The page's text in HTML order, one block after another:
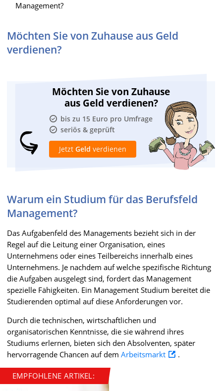
Management?
Möchten Sie von Zuhause aus Geld
verdienen?
Möchten Sie von Zuhause
aus Geld verdienen?
bis zu 15 Euro pro Umfrage
seriös & geprüft
Jetzt Geld verdienen
Warum ein Studium für das Berufsfeld
Management?
Das Aufgabenfeld des Managements bezieht sich in der
Regel auf die Leitung einer Organisation, eines
Unternehmens oder eines Teilbereichs innerhalb eines
Unternehmens. Je nachdem auf welche spezifische Richtung
die Aufgaben ausgelegt sind, fordert das Management
spezielle Fähigkeiten. Ein Management Studium bereitet die
Studierenden optimal auf diese Anforderungen vor.
Durch die technischen, wirtschaftlichen und
organisatorischen Kenntnisse, die sie während ihres
Studiums erlernen, bieten sich den Absolventen, später
hervorragende Chancen auf dem Arbeitsmarkt .
EMPFOHLENE ARTIKEL: